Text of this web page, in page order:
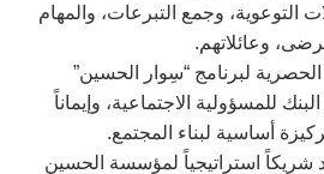
التوعوية، وجمع التبرعات، والمهام
وعائلاتهم.
لبرنامج “سِوار الحسين”
للمسؤولية الاجتماعية، وإيماناً
أساسية لبناء المجتمع.
شريكاً استراتيجياً لمؤسسة الحسين